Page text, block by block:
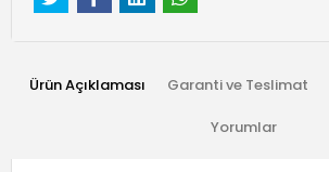
Ürün Açıklaması Garanti ve Teslimat
Yorumlar